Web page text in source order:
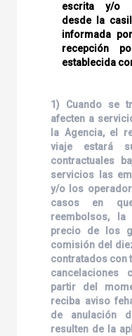
escrita y/o
desde la
informada
recepción
establecida
1) Cuando se
afecten a
la Agencia, el
viaje estará
contractuales
servicios las
y/o los
casos en
reembolsos,
precio de los
comisión del
contratados con
cancelaciones
partir del
reciba aviso
de anulación
resulten de la